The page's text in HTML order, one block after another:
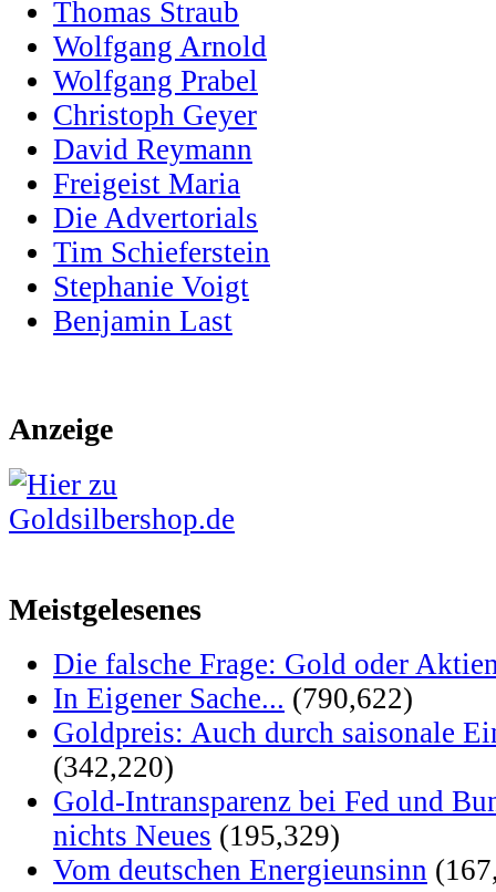
Thomas Straub
Wolfgang Arnold
Wolfgang Prabel
Christoph Geyer
David Reymann
Freigeist Maria
Die Advertorials
Tim Schieferstein
Stephanie Voigt
Benjamin Last
Anzeige
Meistgelesenes
Die falsche Frage: Gold oder
In Eigener Sache... (790,622)
Goldpreis: Auch durch saisonale
(342,220)
Gold-Intransparenz bei Fed und
nichts Neues (195,329)
Vom deutschen Energieunsinn